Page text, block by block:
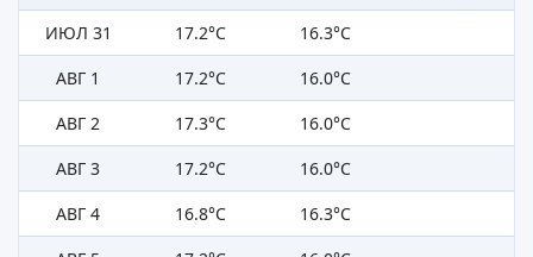
ИЮЛ 31
17.2°C
16.3°C
АВГ 1
17.2°C
16.0°C
АВГ 2
17.3°C
16.0°C
АВГ 3
17.2°C
16.0°C
АВГ 4
16.8°C
16.3°C